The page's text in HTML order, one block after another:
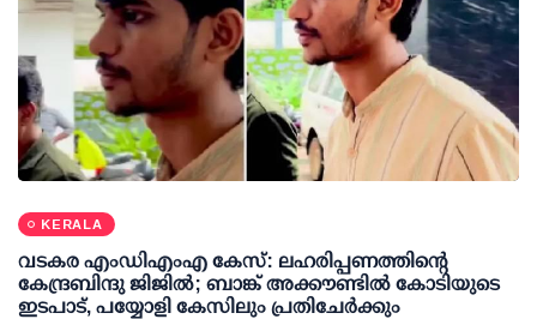
KERALA
വടകര എംഡിഎംഎ കേസ്: ലഹരിപ്പണത്തിന്റെ
കേന്ദ്രബിന്ദു ജിജില്‍; ബാങ്ക് അക്കൗണ്ടില്‍ കോടിയുടെ
ഇടപാട്, പയ്യോളി കേസിലും പ്രതിചേര്‍ക്കും